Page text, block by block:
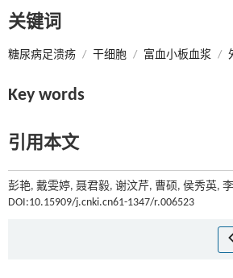
关键词
糖尿病足溃疡 / 干细胞 / 富血小板血浆 /
Key words
引用本文
彭艳, 戴雯婷, 聂君毅, 谢汶芹, 曹硕, 侯秀英,
DOI:10.15909/j.cnki.cn61-1347/r.006523